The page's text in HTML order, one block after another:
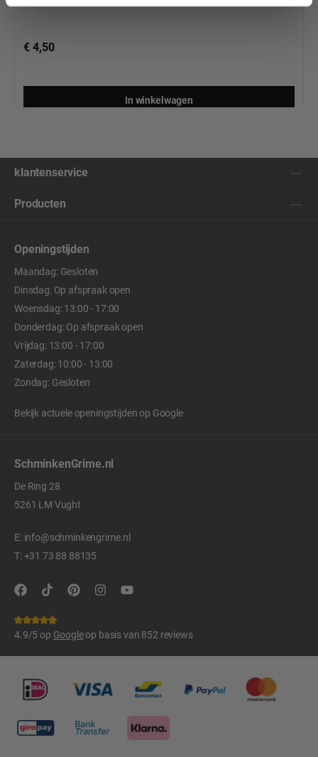
€ 4,50
In winkelwagen
klantenservice
Producten
Openingstijden
Maandag: Gesloten
Dinsdag: Op afspraak open
Woensdag: 13:00 - 17:00
Donderdag: Op afspraak open
Vrijdag: 13:00 - 17:00
Zaterdag: 10:00 - 13:00
Zondag: Gesloten
Bekijk actuele openingstijden op Google
SchminkenGrime.nl
De Ring 28
5261 LM Vught
E: info@schminkengrime.nl
T:+31 73 88 88135
4.9/5 op Googleop basis van 852 reviews